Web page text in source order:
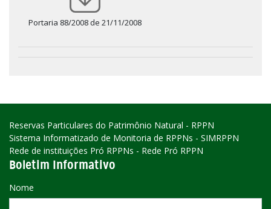
Portaria 88/2008 de 21/11/2008
Reservas Particulares do Patrimônio Natural - RPPN
Sistema Informatizado de Monitoria de RPPNs - SIMRPPN
Rede de instituições Pró RPPNs - Rede Pró RPPN
Boletim Informativo
Nome